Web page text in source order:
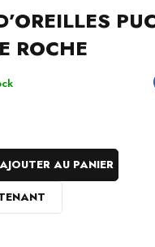
ROCHE
AJOUTER AU PANIER